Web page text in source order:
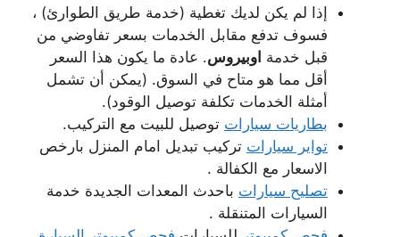
إذا لم يكن لديك تغطية (خدمة طريق الطوارئ) ،
فسوف تدفع مقابل الخدمات بسعر تفاوضي من
قبل خدمة اوبيروس. عادة ما يكون هذا السعر
أقل مما هو متاح في السوق. (يمكن أن تشمل
أمثلة الخدمات تكلفة توصيل الوقود).
بطاريات سيارات توصيل للبيت مع التركيب.
تواير سيارات تركيب تبديل امام المنزل بارخص
الاسعار مع الكفالة .
تصليح سيارات باحدث المعدات الجديدة خدمة
السيارات المتنقلة .